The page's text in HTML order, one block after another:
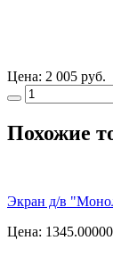
Цена: 2 005 руб.
Похожие
Экран д/в
Цена: 1345.00000